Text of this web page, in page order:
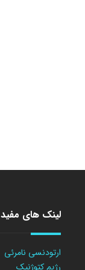
لینک های مفید
ارتودنسی نامرئی
رژیم کتوژنیک